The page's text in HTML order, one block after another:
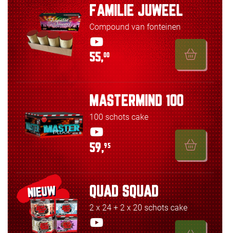
FAMILIE JUWEEL
Compound van fonteinen
55,00
MASTERMIND 100
100 schots cake
59,95
NIEUW QUAD SQUAD
2 x 24 + 2 x 20 schots cake